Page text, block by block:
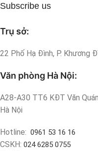
Subscribe us
Trụ sở:
22 Phố Hạ Đình, P. Khương
Văn phòng Hà Nội:
A28-A30 TT6 KĐT Văn
Hà Nội
Hotline: 0961 53 16 16
CSKH: 024 6285 0755